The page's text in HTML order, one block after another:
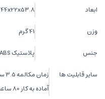
ابعاد 44x22x53.8 میلی متر
وزن 41 گرم
جنس پلاستیک ABS و سیلیکون
سایر قابلیت ها
آماده به کار 80 ساعت